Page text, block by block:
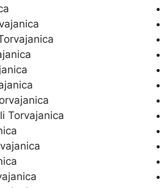
Torvajanica